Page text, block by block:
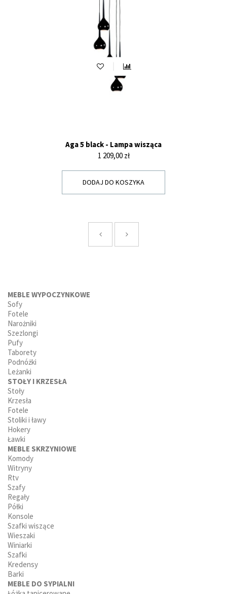
Aga 5 black - Lampa wisząca
Cena
1 209,00 zł
DODAJ DO KOSZYKA
MEBLE WYPOCZYNKOWE
Sofy
Fotele
Narożniki
Szezlongi
Pufy
Taborety
Podnóżki
Leżanki
STOŁY I KRZESŁA
Stoły
Krzesła
Fotele
Stoliki i ławy
Hokery
Ławki
MEBLE SKRZYNIOWE
Komody
Witryny
Rtv
Szafy
Regały
Półki
Konsole
Szafki wiszące
Wieszaki
Winiarki
Szafki
Kredensy
Barki
MEBLE DO SYPIALNI